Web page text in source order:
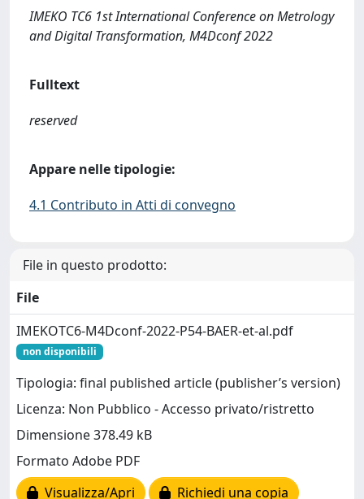
IMEKO TC6 1st International Conference on Metrology
and Digital Transformation, M4Dconf 2022
Fulltext
reserved
Appare nelle tipologie:
4.1 Contributo in Atti di convegno
File in questo prodotto:
File
IMEKOTC6-M4Dconf-2022-P54-BAER-et-al.pdf
non disponibili
Tipologia: final published article (publisher’s version)
Licenza: Non Pubblico - Accesso privato/ristretto
Dimensione 378.49 kB
Formato Adobe PDF
Visualizza/Apri
Richiedi una copia